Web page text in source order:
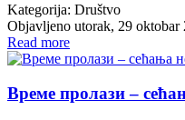
Kategorija: Društvo
Objavljeno utorak, 29 oktobar
Read more
Време пролази –